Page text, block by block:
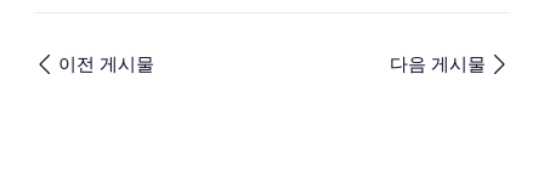
이전 게시물 다음 게시물